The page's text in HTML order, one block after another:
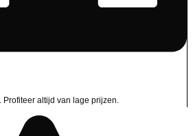
Profiteer altijd van lage prijzen.